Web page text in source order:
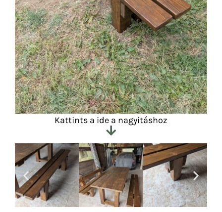
Kattints a ide a nagyitáshoz